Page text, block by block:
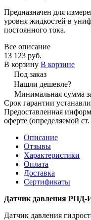
Предназначен для
уровня жидкостей в
постоянного тока.
Все описание
13 123 руб.
В корзину В корзине
Под заказ
Нашли дешевле?
Минимальная сумма
Срок гарантии
Предоставленная
оферте (определяемой
Описание
Отзывы
Характеристики
Оплата
Доставка
Сертификаты
Датчик давления РПД-
Датчик давления